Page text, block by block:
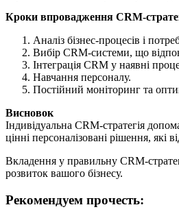
Кроки впровадження CRM-
Аналіз бізнес-процесів і
Вибір CRM-системи, що
Інтеграція CRM у наявні
Навчання персоналу.
Постійний моніторинг та
Висновок
Індивідуальна CRM-стратегія
цінні персоналізовані рішення, які
Вкладення у правильну CRM-
розвиток вашого бізнесу.
Рекомендуем прочесть: